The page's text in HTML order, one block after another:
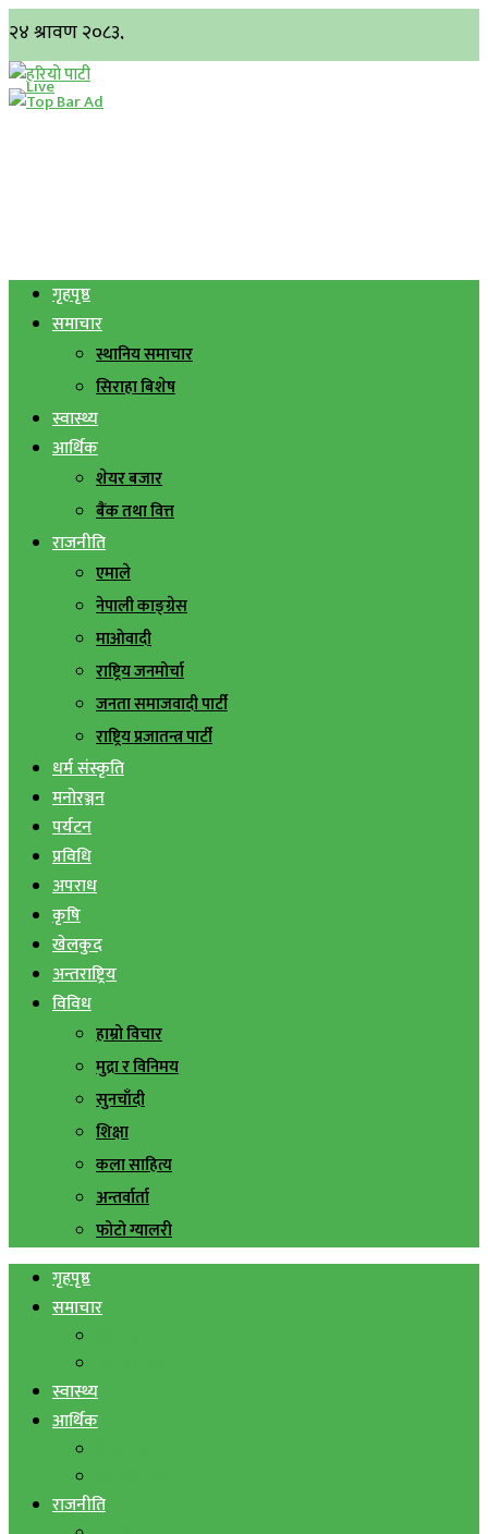
गृहपृष्ठ
समाचार
स्थानिय समाचार
सिराहा बिशेष
स्वास्थ्य
आर्थिक
शेयर बजार
बैंक तथा वित्त
राजनीति
एमाले
नेपाली काङ्ग्रेस
माओवादी
राष्ट्रिय जनमोर्चा
जनता समाजवादी पार्टी
राष्ट्रिय प्रजातन्त्र पार्टी
धर्म संस्कृति
मनोरञ्जन
पर्यटन
प्रविधि
अपराध
कृषि
खेलकुद
अन्तराष्ट्रिय
विविध
हाम्रो विचार
मुद्रा र विनिमय
सुनचाँदी
शिक्षा
कला साहित्य
अन्तर्वार्ता
फोटो ग्यालरी
गृहपृष्ठ
समाचार
स्वास्थ्य
आर्थिक
राजनीति